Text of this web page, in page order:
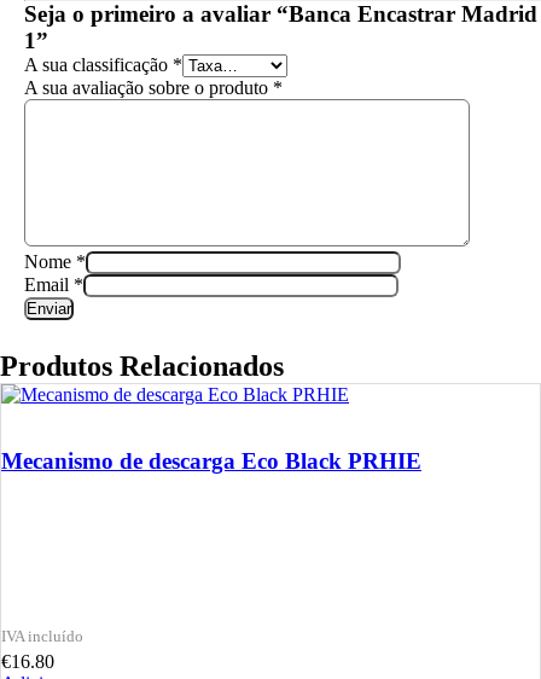
Seja o primeiro a avaliar “Banca Encastrar Madrid
1”
A sua classificação *
A sua avaliação sobre o produto *
Nome *
Email *
Produtos Relacionados
Mecanismo de descarga Eco Black PRHIE
€16.80